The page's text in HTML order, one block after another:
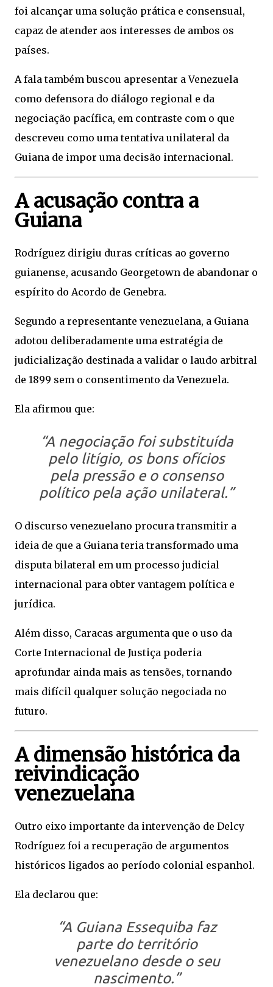
foi alcançar uma solução prática e consensual,
capaz de atender aos interesses de ambos os
países.
A fala também buscou apresentar a Venezuela
como defensora do diálogo regional e da
negociação pacífica, em contraste com o que
descreveu como uma tentativa unilateral da
Guiana de impor uma decisão internacional.
A acusação contra a
Guiana
Rodríguez dirigiu duras críticas ao governo
guianense, acusando Georgetown de abandonar o
espírito do Acordo de Genebra.
Segundo a representante venezuelana, a Guiana
adotou deliberadamente uma estratégia de
judicialização destinada a validar o laudo arbitral
de 1899 sem o consentimento da Venezuela.
Ela afirmou que:
“A negociação foi substituída
pelo litígio, os bons ofícios
pela pressão e o consenso
político pela ação unilateral.”
O discurso venezuelano procura transmitir a
ideia de que a Guiana teria transformado uma
disputa bilateral em um processo judicial
internacional para obter vantagem política e
jurídica.
Além disso, Caracas argumenta que o uso da
Corte Internacional de Justiça poderia
aprofundar ainda mais as tensões, tornando
mais difícil qualquer solução negociada no
futuro.
A dimensão histórica da
reivindicação
venezuelana
Outro eixo importante da intervenção de Delcy
Rodríguez foi a recuperação de argumentos
históricos ligados ao período colonial espanhol.
Ela declarou que:
“A Guiana Essequiba faz
parte do território
venezuelano desde o seu
nascimento.”